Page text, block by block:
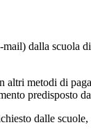
dalla scuola
metodi di
predisposto
dalle